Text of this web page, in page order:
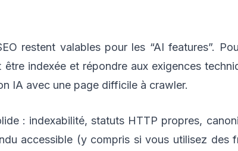
restent valables pour les “AI features”.
indexée et répondre aux exigences
IA avec une page difficile à crawler.
: indexabilité, statuts HTTP propres,
accessible (y compris si vous utilisez des